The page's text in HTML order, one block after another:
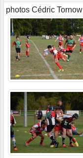
photos Cédric Tornow